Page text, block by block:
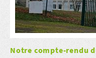
Notre compte-rendu